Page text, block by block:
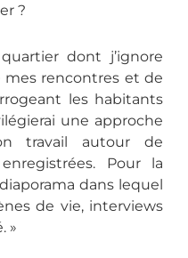
?
dont j’ignore
rencontres et de
les habitants
une approche
travail autour de
Pour la
dans lequel
de vie, interviews
»